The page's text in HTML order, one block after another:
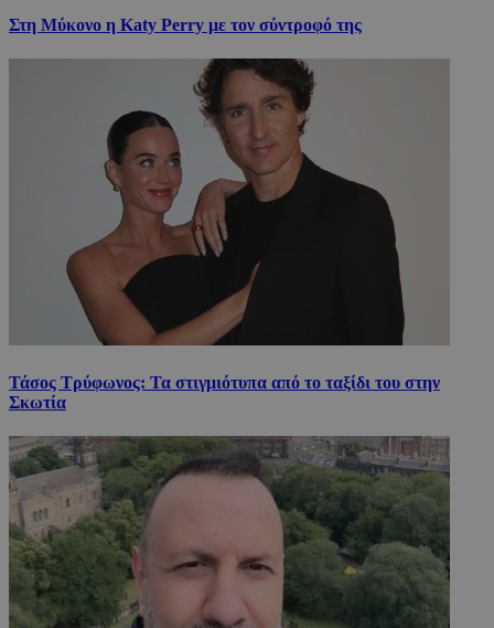
Στη Μύκονο η Katy Perry με τον σύντροφό της
Τάσος Τρύφωνος: Τα στιγμιότυπα από το ταξίδι του στην
Σκωτία